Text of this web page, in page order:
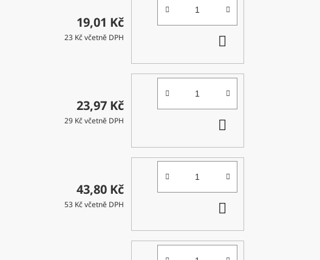
19,01 Kč
23 Kč včetně DPH
KOŠÍKU
23,97 Kč
29 Kč včetně DPH
43,80 Kč
53 Kč včetně DPH
KOŠÍKU